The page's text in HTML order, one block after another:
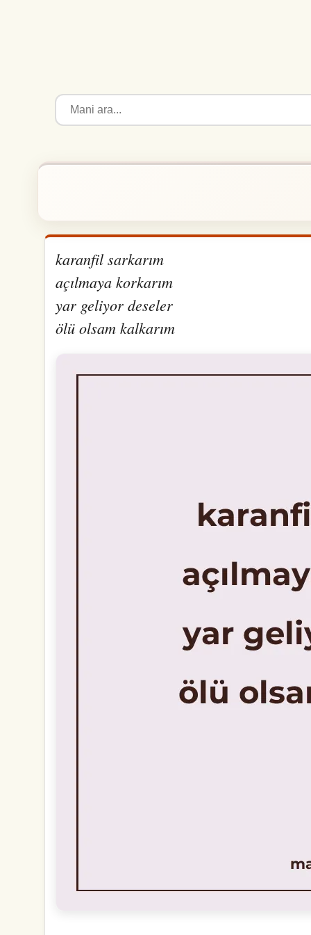
karanfil sarkarım
açılmaya korkarım
yar geliyor deseler
ölü olsam kalkarım